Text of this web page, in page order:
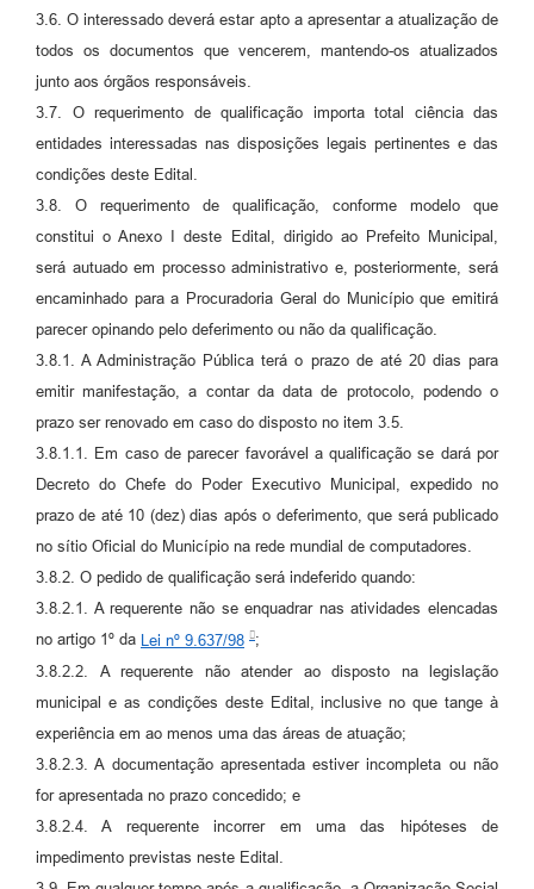
3.6. O interessado deverá estar apto a apresentar a atualização de
todos os documentos que vencerem, mantendo-os atualizados
junto aos órgãos responsáveis.
3.7. O requerimento de qualificação importa total ciência das
entidades interessadas nas disposições legais pertinentes e das
condições deste Edital.
3.8. O requerimento de qualificação, conforme modelo que
constitui o Anexo I deste Edital, dirigido ao Prefeito Municipal,
será autuado em processo administrativo e, posteriormente, será
encaminhado para a Procuradoria Geral do Município que emitirá
parecer opinando pelo deferimento ou não da qualificação.
3.8.1. A Administração Pública terá o prazo de até 20 dias para
emitir manifestação, a contar da data de protocolo, podendo o
prazo ser renovado em caso do disposto no item 3.5.
3.8.1.1. Em caso de parecer favorável a qualificação se dará por
Decreto do Chefe do Poder Executivo Municipal, expedido no
prazo de até 10 (dez) dias após o deferimento, que será publicado
no sítio Oficial do Município na rede mundial de computadores.
3.8.2. O pedido de qualificação será indeferido quando:
3.8.2.1. A requerente não se enquadrar nas atividades elencadas
no artigo 1º da Lei nº 9.637/98
;
3.8.2.2. A requerente não atender ao disposto na legislação
municipal e as condições deste Edital, inclusive no que tange à
experiência em ao menos uma das áreas de atuação;
3.8.2.3. A documentação apresentada estiver incompleta ou não
for apresentada no prazo concedido; e
3.8.2.4. A requerente incorrer em uma das hipóteses de
impedimento previstas neste Edital.